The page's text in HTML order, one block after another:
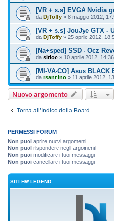
[VR + s.s] EVGA Nvidia
da DjToffy » 8 maggio 2012,
[VR + s.s] JouJye GTX -
da DjToffy » 25 aprile 2012,
[Na+sped] SSD - Ocz
da sirioo » 10 aprile 2012, 14:36
[MI-VA-CO] Asus
da rsannino » 11 aprile 2012,
Nuovo argomento
Torna all’Indice della Board
PERMESSI FORUM
Non puoi aprire nuovi argomenti
Non puoi rispondere negli argomenti
Non puoi modificare i tuoi messaggi
Non puoi cancellare i tuoi messaggi
SITI HW LEGEND